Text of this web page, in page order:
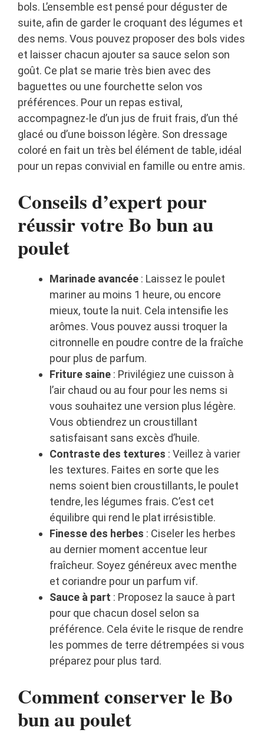
bols. L’ensemble est pensé pour déguster de
suite, afin de garder le croquant des légumes et
des nems. Vous pouvez proposer des bols vides
et laisser chacun ajouter sa sauce selon son
goût. Ce plat se marie très bien avec des
baguettes ou une fourchette selon vos
préférences. Pour un repas estival,
accompagnez-le d’un jus de fruit frais, d’un thé
glacé ou d’une boisson légère. Son dressage
coloré en fait un très bel élément de table, idéal
pour un repas convivial en famille ou entre amis.
Conseils d’expert pour
réussir votre Bo bun au
poulet
Marinade avancée : Laissez le poulet
mariner au moins 1 heure, ou encore
mieux, toute la nuit. Cela intensifie les
arômes. Vous pouvez aussi troquer la
citronnelle en poudre contre de la fraîche
pour plus de parfum.
Friture saine : Privilégiez une cuisson à
l’air chaud ou au four pour les nems si
vous souhaitez une version plus légère.
Vous obtiendrez un croustillant
satisfaisant sans excès d’huile.
Contraste des textures : Veillez à varier
les textures. Faites en sorte que les
nems soient bien croustillants, le poulet
tendre, les légumes frais. C’est cet
équilibre qui rend le plat irrésistible.
Finesse des herbes : Ciseler les herbes
au dernier moment accentue leur
fraîcheur. Soyez généreux avec menthe
et coriandre pour un parfum vif.
Sauce à part : Proposez la sauce à part
pour que chacun dosel selon sa
préférence. Cela évite le risque de rendre
les pommes de terre détrempées si vous
préparez pour plus tard.
Comment conserver le Bo
bun au poulet